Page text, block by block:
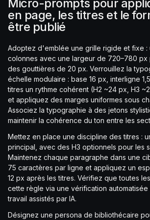
Micro-prompts pour
en page, les titres et le
être publié
Adoptez d'emblée une grille rigide et fixe :
colonnes avec une largeur de 720–780 px
des gouttières de 20 px. Verrouillez la
échelle modulaire : base 16 px, interligne
titres un rythme cohérent (H2 ~24 px, H3
et appliquez des marges uniformes sous
Associez la typographie à des jetons
maintenir la cohérence du ton entre les
Mettez en place une discipline des titres :
principal, avec des H3 optionnels pour les
Maintenez chaque paragraphe dans une
75 caractères par ligne et appliquez un
12 px après les titres. Vérifiez que toutes
cette règle via une vérification
travail assistés par IA.
Désignez une persona de bibliothécaire